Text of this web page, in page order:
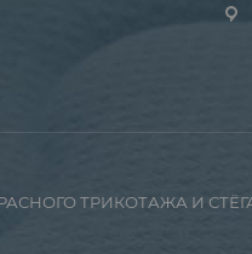
ТРИКОТАЖА И